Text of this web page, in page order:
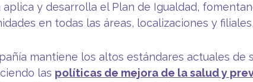
aplica y desarrolla el Plan de Igualdad,
en todas las áreas, localizaciones y
mantiene los altos estándares actuales de
las políticas de mejora de la salud y